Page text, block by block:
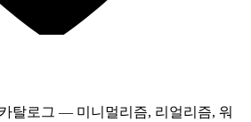
탈로그 — 미니멀리즘, 리얼리즘, 워